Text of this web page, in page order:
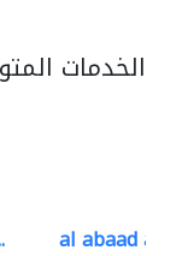
الخدمات
al abaad al..